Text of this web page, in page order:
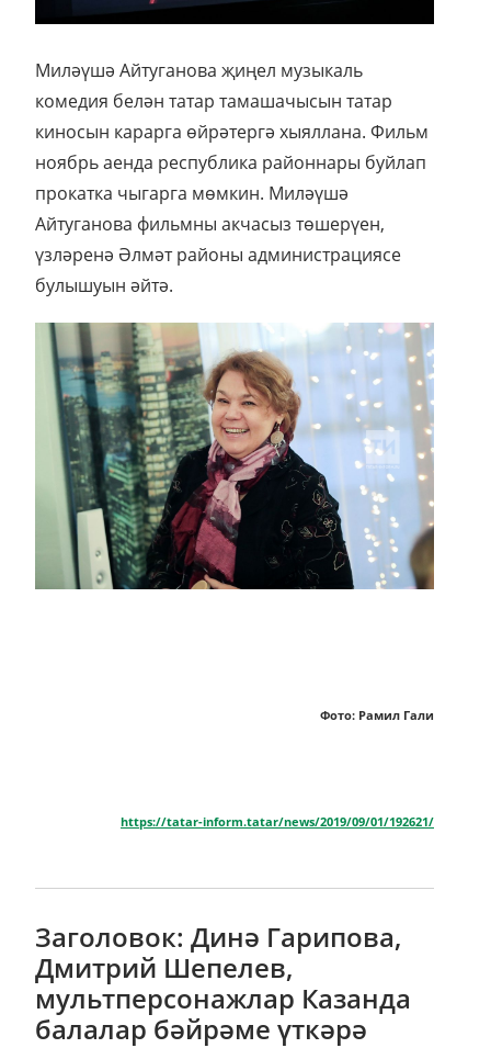
Миләүшә Айтуганова җиңел музыкаль
комедия белән татар тамашачысын татар
киносын карарга өйрәтергә хыяллана. Фильм
ноябрь аенда республика районнары буйлап
прокатка чыгарга мөмкин. Миләүшә
Айтуганова фильмны акчасыз төшерүен,
үзләренә Әлмәт районы администрациясе
булышуын әйтә.
Фото: Рамил Гали
https://tatar-inform.tatar/news/2019/09/01/192621/
Заголовок: Динә Гарипова,
Дмитрий Шепелев,
мультперсонажлар Казанда
балалар бәйрәме үткәрә